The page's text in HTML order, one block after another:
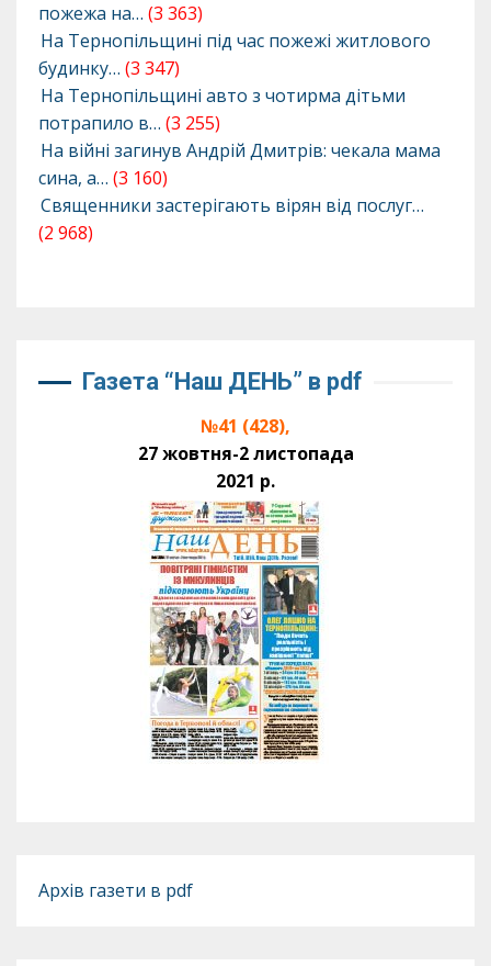
пожежа на… (3 363)
На Тернопільщині під час пожежі житлового
будинку… (3 347)
На Тернопільщині авто з чотирма дітьми
потрапило в… (3 255)
На війні загинув Андрій Дмитрів: чекала мама
сина, а… (3 160)
Священники застерігають вірян від послуг…
(2 968)
Газета “Наш ДЕНЬ” в pdf
№41 (428),
27 жовтня-2 листопада
2021 р.
Архів газети в pdf